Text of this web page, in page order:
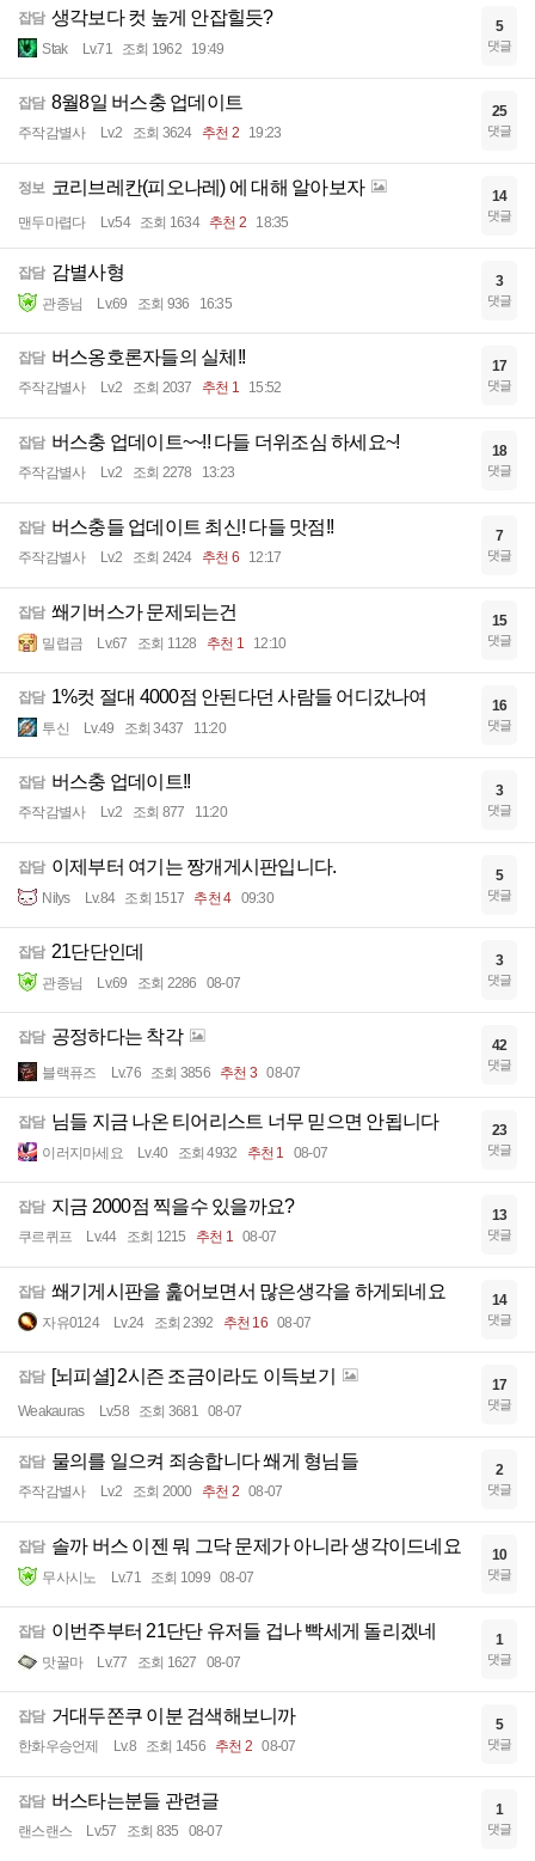
잡담 생각보다 컷 높게 안잡힐듯?
Stak Lv.71 조회 1962 19:49
5
댓글
잡담 8월8일 버스충 업데이트
주작감별사 Lv.2 조회 3624 추천 2 19:23
25
댓글
정보 코리브레칸(피오나레) 에 대해 알아보자
맨두마렵다 Lv.54 조회 1634 추천 2 18:35
14
댓글
잡담 감별사형
관종님 Lv.69 조회 936 16:35
3
댓글
잡담 버스옹호론자들의 실체!!
주작감별사 Lv.2 조회 2037 추천 1 15:52
17
댓글
잡담 버스충 업데이트~~!! 다들 더위조심 하세요~!
주작감별사 Lv.2 조회 2278 13:23
18
댓글
잡담 버스충들 업데이트 최신! 다들 맛점!!
주작감별사 Lv.2 조회 2424 추천 6 12:17
7
댓글
잡담 쐐기버스가 문제되는건
밀렵금 Lv.67 조회 1128 추천 1 12:10
15
댓글
잡담 1%컷 절대 4000점 안된다던 사람들 어디갔나여
투신 Lv.49 조회 3437 11:20
16
댓글
잡담 버스충 업데이트!!
주작감별사 Lv.2 조회 877 11:20
3
댓글
잡담 이제부터 여기는 짱개게시판입니다.
Nilys Lv.84 조회 1517 추천 4 09:30
5
댓글
잡담 21단단인데
관종님 Lv.69 조회 2286 08-07
3
댓글
잡담 공정하다는 착각
블랙퓨즈 Lv.76 조회 3856 추천 3 08-07
42
댓글
잡담 님들 지금 나온 티어리스트 너무 믿으면 안됩니다
이러지마세요 Lv.40 조회 4932 추천 1 08-07
23
댓글
잡담 지금 2000점 찍을수 있을까요?
쿠르퀴프 Lv.44 조회 1215 추천 1 08-07
13
댓글
잡담 쐐기게시판을 훑어보면서 많은생각을 하게되네요
자유0124 Lv.24 조회 2392 추천 16 08-07
14
댓글
잡담 [뇌피셜] 2시즌 조금이라도 이득보기
Weakauras Lv.58 조회 3681 08-07
17
댓글
잡담 물의를 일으켜 죄송합니다 쐐게 형님들
주작감별사 Lv.2 조회 2000 추천 2 08-07
2
댓글
잡담 솔까 버스 이젠 뭐 그닥 문제가 아니라 생각이드네요
무사시노 Lv.71 조회 1099 08-07
10
댓글
잡담 이번주부터 21단단 유저들 겁나 빡세게 돌리겠네
맛꿀마 Lv.77 조회 1627 08-07
1
댓글
잡담 거대두쫀쿠 이분 검색해보니까
한화우승언제 Lv.8 조회 1456 추천 2 08-07
5
댓글
잡담 버스타는분들 관련글
랜스랜스 Lv.57 조회 835 08-07
1
댓글